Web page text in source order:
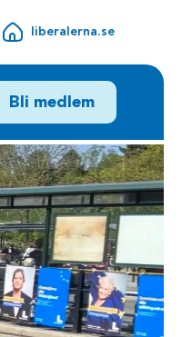
liberalerna.se
Bli medlem